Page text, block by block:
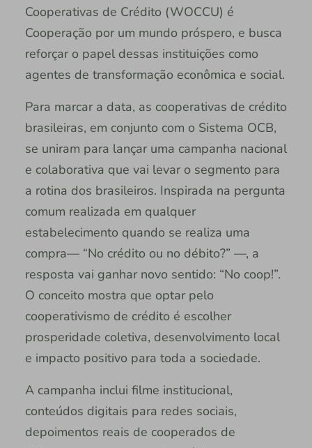
Cooperativas de Crédito (WOCCU) é
Cooperação por um mundo próspero, e busca
reforçar o papel dessas instituições como
agentes de transformação econômica e social.
Para marcar a data, as cooperativas de crédito
brasileiras, em conjunto com o Sistema OCB,
se uniram para lançar uma campanha nacional
e colaborativa que vai levar o segmento para
a rotina dos brasileiros. Inspirada na pergunta
comum realizada em qualquer
estabelecimento quando se realiza uma
compra— “No crédito ou no débito?” —, a
resposta vai ganhar novo sentido: “No coop!”.
O conceito mostra que optar pelo
cooperativismo de crédito é escolher
prosperidade coletiva, desenvolvimento local
e impacto positivo para toda a sociedade.
A campanha inclui filme institucional,
conteúdos digitais para redes sociais,
depoimentos reais de cooperados de